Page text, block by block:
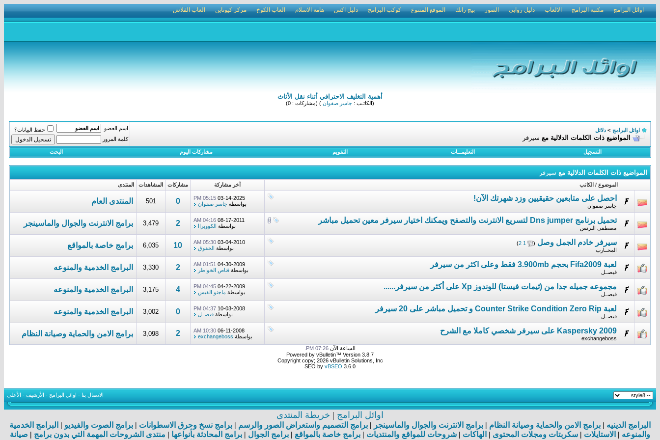
اوائل البرامج مكتبة البرامج الالعاب دليل روابي الصور بيج رانك الموقع المتنوع كوكب البرامج دليل اكس هامة الاسلام العاب الكوخ مركز كيوناين العاب الفلاش
أهمية التغليف الاحترافي أثناء نقل الأثاث
(الكاتـب : جاسر صفوان ) (مشاركات : 0)
اوائل البرامج > دلائل
المواضيع ذات الكلمات الدلالية مع سيرفر
اسم العضو
حفظ البيانات؟
كلمة المرور
التسجيل التعليمـــات التقويم مشاركات اليوم البحث
المواضيع ذات الكلمات الدلالية مع سيرفر
الموضوع / الكاتب آخر مشاركة مشاركات المشاهدات المنتدى
احصل على متابعين حقيقيين وزد شهرتك الآن!
جاسر صفوان
03-14-2025
05:15 PM
بواسطة جاسر صفوان 0
501 المنتدى العام
تحميل برنامج Dns jumper لتسريع الانترنت والتصفح ويمكنك اختيار سيرفر معين تحميل مباشر
مصطفى البرنس
08-17-2011
04:16 AM
بواسطة الكووبراا 2
3,479 برامج الانترنت والجوال والماسينجر
سيرفر خادم الجمل وصل (
1
2
)
المحــارب
03-04-2010
05:30 AM
بواسطة الخفوق 10
6,035 برامج خاصة بالمواقع
لعبة Fifa2009 بحجم 3.900mb فقط وعلى اكثر من سيرفر
فيصــل
04-30-2009
01:51 AM
بواسطة قناص الخواطر 2
3,330 البرامج الخدمية والمنوعه
مجموعه جميله جدا من (ثيمات فيستا) للوندوز Xp على أكثر من سيرفر......
فيصــل
04-22-2009
04:45 PM
بواسطة ماجنو الفيس 4
3,175 البرامج الخدمية والمنوعه
لعبة Counter Strike Condition Zero Rip و تحميل مباشر على 20 سيرفر
فيصــل
10-03-2008
04:37 PM
بواسطة فيصــل 0
3,002 البرامج الخدمية والمنوعه
Kaspersky 2009 على سيرفر شخصي كاملا مع الشرح
exchangeboss
06-11-2008
10:30 AM
بواسطة exchangeboss
2
3,098 برامج الامن والحماية وصيانة النظام
الساعة الآن 07:26 PM
Powered by vBulletin™ Version 3.8.7
Copyright copy; 2026 vBulletin Solutions, Inc
SEO by vBSEO 3.6.0
الاتصال بنا - اوائل البرامج - الأرشيف - الأعلى
اوائل البرامج | خريطة المنتدى
البرامج الدينيه | برامج الامن والحماية وصيانة النظام | برامج الانترنت والجوال والماسينجر | برامج التصميم واستعراض الصور والرسم | برامج نسخ وحرق الاسطوانات | برامج الصوت والفيديو | البرامج الخدمية
والمنوعه | الاستايلات | سكربتات ومجلات المحتوى | الهاكات | شروحات للمواقع والمنتديات | برامج خاصة بالمواقع | برامج الجوال | برامج المحادثة بأنواعها | منتدى الشروحات المهمة التي بدون برامج | صيانة